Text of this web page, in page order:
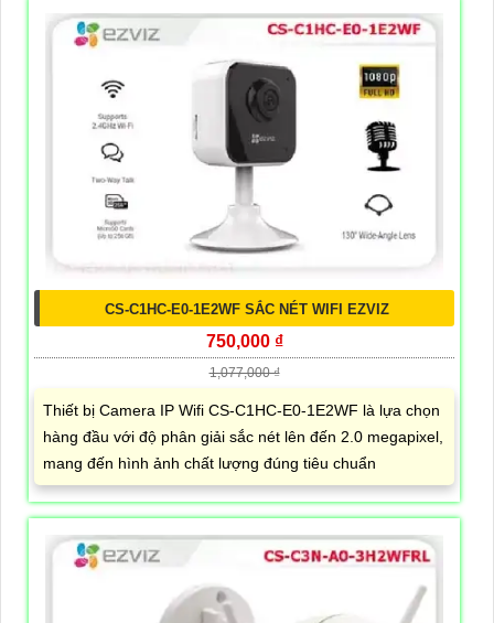
CS-C1HC-E0-1E2WF SẮC NÉT WIFI EZVIZ
750,000 ₫
1,077,000 ₫
Thiết bị Camera IP Wifi CS-C1HC-E0-1E2WF là lựa chọn
hàng đầu với độ phân giải sắc nét lên đến 2.0 megapixel,
mang đến hình ảnh chất lượng đúng tiêu chuẩn